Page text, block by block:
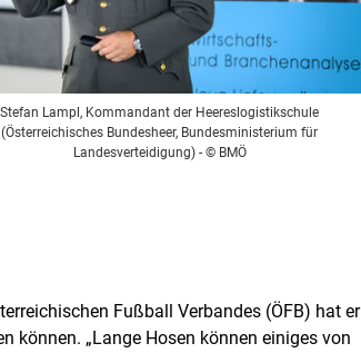
Stefan Lampl, Kommandant der Heereslogistikschule
(Österreichisches Bundesheer, Bundesministerium für
Landesverteidigung) - © BMÖ
Fußball Verbandes (ÖFB) hat er
können. „Lange Hosen können einiges von